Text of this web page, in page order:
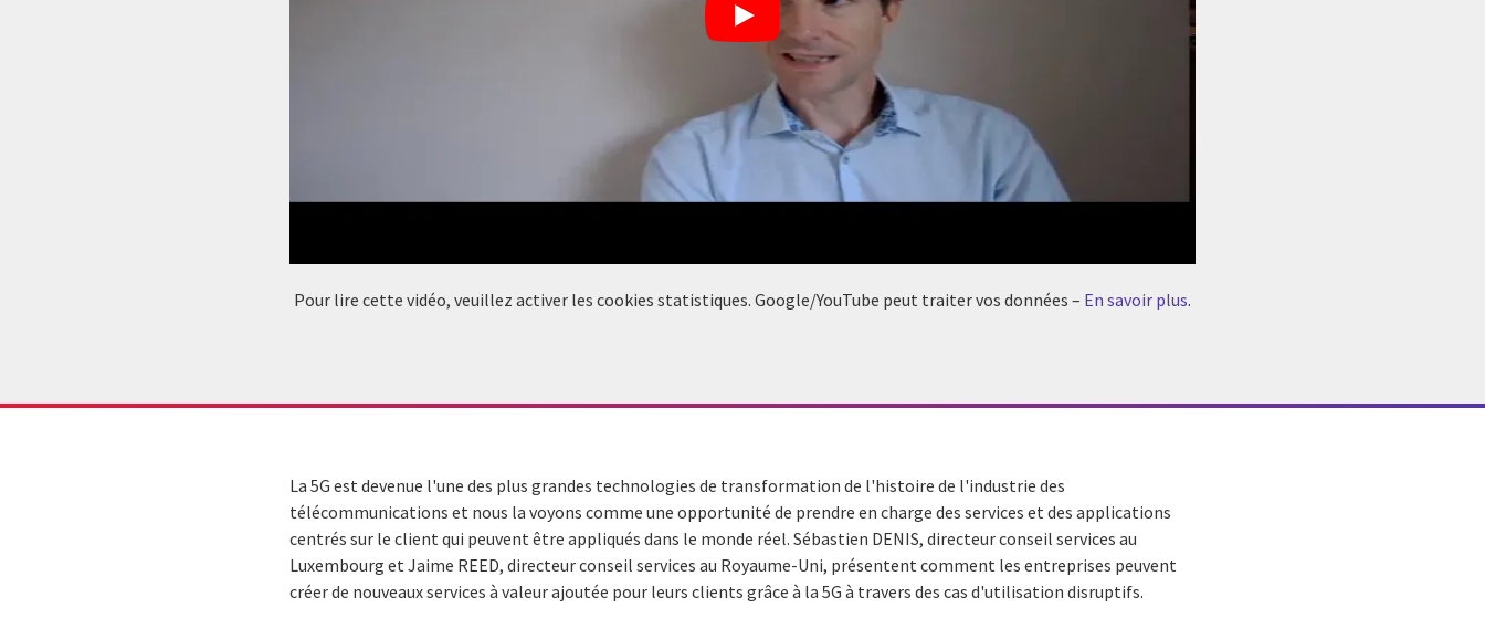
Pour lire cette vidéo, veuillez activer les cookies statistiques. Google/YouTube peut traiter vos données – En savoir plus.
La 5G est devenue l'une des plus grandes technologies de transformation de l'histoire de l'industrie des
télécommunications et nous la voyons comme une opportunité de prendre en charge des services et des applications
centrés sur le client qui peuvent être appliqués dans le monde réel. Sébastien DENIS, directeur conseil services au
Luxembourg et Jaime REED, directeur conseil services au Royaume-Uni, présentent comment les entreprises peuvent
créer de nouveaux services à valeur ajoutée pour leurs clients grâce à la 5G à travers des cas d'utilisation disruptifs.